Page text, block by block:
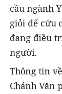
cầu ngành
giỏi để cứu
đang điều
người.
Thông tin
Chánh Văn